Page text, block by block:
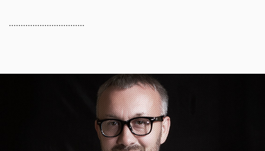
................................